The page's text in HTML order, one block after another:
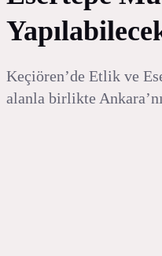
Keçiören’de Etlik ve
alanla birlikte